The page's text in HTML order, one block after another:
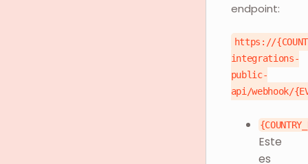
endpoint:
https://
integrations-
public-
api/webhook/
Este
es